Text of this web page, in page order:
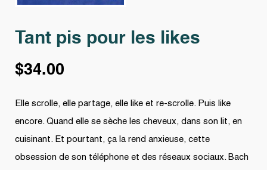
Tant pis pour les likes
$34.00
Elle scrolle, elle partage, elle like et re-scrolle. Puis like
encore. Quand elle se sèche les cheveux, dans son lit, en
cuisinant. Et pourtant, ça la rend anxieuse, cette
obsession de son téléphone et des réseaux sociaux. Bach